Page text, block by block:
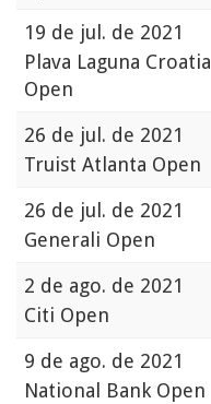
19 de jul. de 2021
Plava Laguna Croatia
Open
26 de jul. de 2021
Truist Atlanta Open
26 de jul. de 2021
Generali Open
2 de ago. de 2021
Citi Open
9 de ago. de 2021
National Bank Open